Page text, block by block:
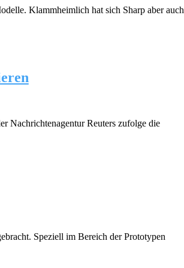
Klammheimlich hat sich Sharp aber auch
Nachrichtenagentur Reuters zufolge die
Speziell im Bereich der Prototypen